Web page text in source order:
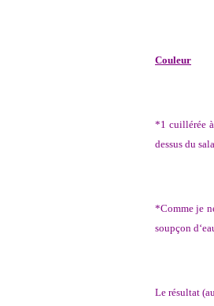
Couleur
*1 cuillérée
dessus du
*Comme je
soupçon
Le résultat